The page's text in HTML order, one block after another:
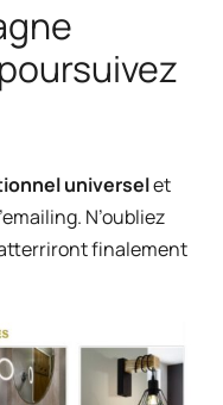
universelet
N’oubliez
finalement